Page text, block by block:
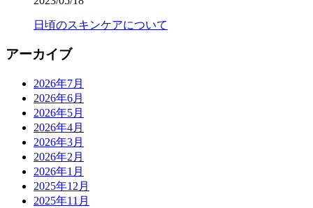
日頃のスキンケアについて
アーカイブ
2026年7月
2026年6月
2026年5月
2026年4月
2026年3月
2026年2月
2026年1月
2025年12月
2025年11月